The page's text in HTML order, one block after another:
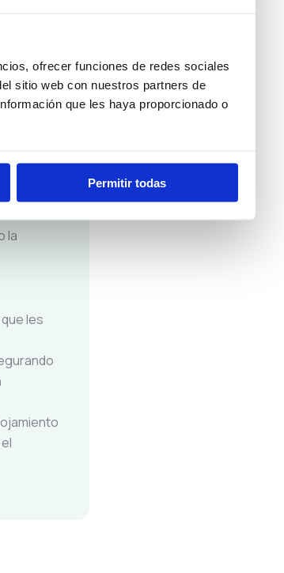
ofrecer funciones de redes sociales
sitio web con nuestros partners de
que les haya proporcionado o
Permitir todas
de
como
la
les